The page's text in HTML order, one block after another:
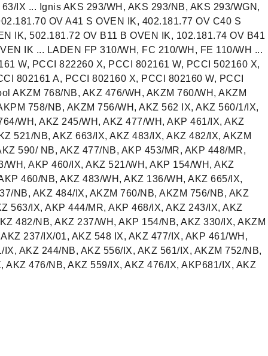
IX ... Ignis AKS 293/WH, AKS 293/NB, AKS 293/WGN,
OV A41 S OVEN IK, 402.181.77 OV C40 S
IK, 502.181.72 OV B11 B OVEN IK, 102.181.74 OV B41
IK ... LADEN FP 310/WH, FC 210/WH, FE 110/WH ...
W, PCCI 822260 X, PCCI 802161 W, PCCI 502160 X,
802161 A, PCCI 802160 X, PCCI 802160 W, PCCI
AKZM 768/NB, AKZ 476/WH, AKZM 760/WH, AKZM
758/NB, AKZM 756/WH, AKZ 562 IX, AKZ 560/1/IX,
WH, AKZ 245/WH, AKZ 477/WH, AKP 461/IX, AKZ
521/NB, AKZ 663/IX, AKZ 483/IX, AKZ 482/IX, AKZM
590/ NB, AKZ 477/NB, AKP 453/MR, AKP 448/MR,
WH, AKP 460/IX, AKZ 521/WH, AKP 154/WH, AKZ
460/NB, AKZ 483/WH, AKZ 136/WH, AKZ 665/IX,
NB, AKZ 484/IX, AKZM 760/NB, AKZM 756/NB, AKZ
563/IX, AKP 444/MR, AKP 468/IX, AKZ 243/IX, AKZ
482/NB, AKZ 237/WH, AKP 154/NB, AKZ 330/IX, AKZM
237/IX/01, AKZ 548 IX, AKZ 477/IX, AKP 461/WH,
AKZ 244/NB, AKZ 556/IX, AKZ 561/IX, AKZM 752/NB,
AKZ 476/NB, AKZ 559/IX, AKZ 476/IX, AKP681/IX, AKZ